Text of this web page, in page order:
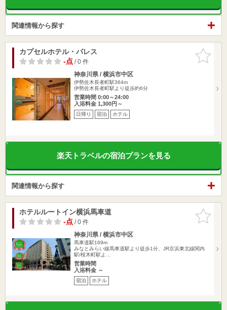
関連情報から探す
お気に入
りに追加
カプセルホテル・パレス
-点/ 0 件
神奈川県 / 横浜市中区
伊勢佐木長者町駅364m
伊勢佐木長者町駅より徒歩約6分
営業時間 0:00～24:00
入浴料金 1,300円～
日帰り 宿泊 ホテル
楽天トラベルの宿泊プランを見る
関連情報から探す
お気に入
りに追加
ホテルルートイン横浜馬車道
-点/ 0 件
神奈川県 / 横浜市中区
馬車道駅169m
みなとみらい線馬車道駅より徒歩1分、JR京浜東北線関内
駅/桜木町駅よ…
営業時間
入浴料金 ～
宿泊 ホテル